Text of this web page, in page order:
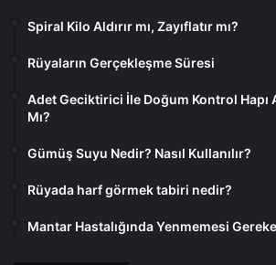
Spiral Kilo Aldırır mı, Zayıflatır mı?
Rüyaların Gerçekleşme Süresi
Adet Geciktirici İle Doğum Kontrol Hapı
Mı?
Gümüş Suyu Nedir? Nasıl Kullanılır?
Rüyada harf görmek tabiri nedir?
Mantar Hastalığında Yenmemesi